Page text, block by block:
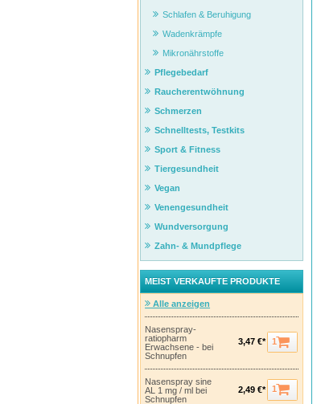
Schlafen & Beruhigung
Wadenkrämpfe
Mikronährstoffe
Pflegebedarf
Raucherentwöhnung
Schmerzen
Schnelltests, Testkits
Sport & Fitness
Tiergesundheit
Vegan
Venengesundheit
Wundversorgung
Zahn- & Mundpflege
MEIST VERKAUFTE PRODUKTE
Alle anzeigen
Nasenspray-
ratiopharm
Erwachsene - bei
Schnupfen
3,47 €* 1
Nasenspray sine
AL 1 mg / ml bei
Schnupfen
2,49 €* 1